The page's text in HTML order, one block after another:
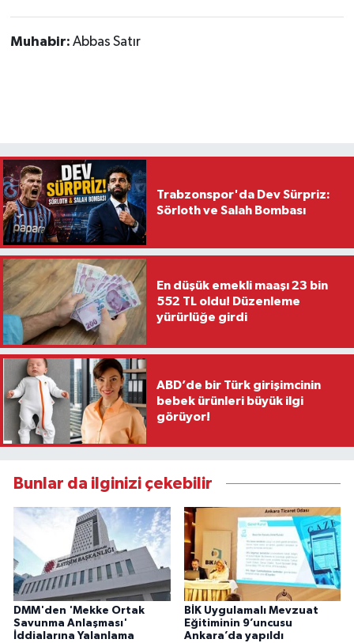
Muhabir: Abbas Satır
Trabzonspor'da Dev Sürpriz:
Sörloth ve Salah Bombası
En düşük emekli maaşı 23 bin
552 TL oldu! Düzenleme
yürürlüğe girdi
ABD’de bir Türk girişimcinin
bebek ürünleri büyük ilgi
görüyor!
Bunlar da ilginizi çekebilir
DMM'den 'Mekke Ortak
Savunma Anlaşması'
İddialarına Yalanlama
BİK Uygulamalı Mevzuat
Eğitiminin 9’uncusu
Ankara’da yapıldı